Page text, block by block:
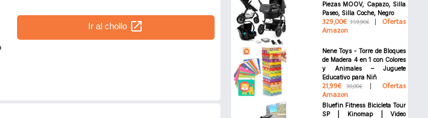
Ir al chollo open_in_new
Piezas MOOV, Capazo, Silla
Paseo, Silla Coche, Negro
329,00€ 359,90€ Ofertas
Amazon
Nene Toys - Torre de Bloques
de Madera 4 en 1 con Colores
y Animales – Juguete
Educativo para Niñ
21,99€ 30,00€ Ofertas
Amazon
Bluefin Fitness Bicicleta Tour
SP | Kinomap | Video